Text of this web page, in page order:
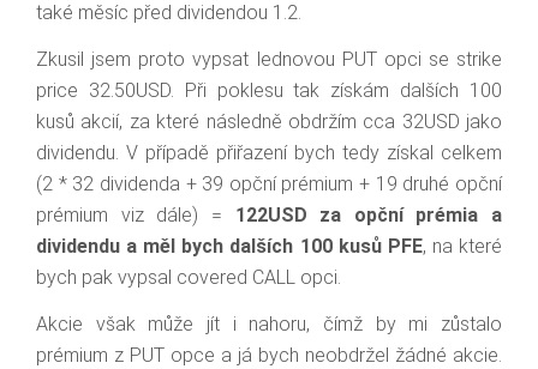
také měsíc před dividendou 1.2.
Zkusil jsem proto vypsat lednovou PUT opci se strike
price 32.50USD. Při poklesu tak získám dalších 100
kusů akcií, za které následně obdržím cca 32USD jako
dividendu. V případě přiřazení bych tedy získal celkem
(2 * 32 dividenda + 39 opční prémium + 19 druhé opční
prémium viz dále) = 122USD za opční prémia a
dividendu a měl bych dalších 100 kusů PFE, na které
bych pak vypsal covered CALL opci.
Akcie však může jít i nahoru, čímž by mi zůstalo
prémium z PUT opce a já bych neobdržel žádné akcie.